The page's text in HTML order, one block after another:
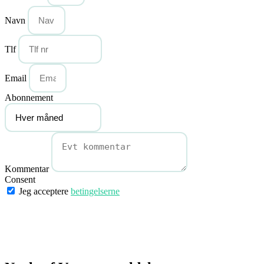
Navn
Tlf
Email
Abonnement
Kommentar
Consent
Jeg acceptere betingelserne